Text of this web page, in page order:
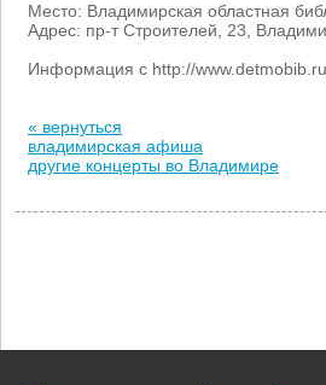
Место: Владимирская областная
Адрес: пр-т Строителей, 23,
Информация с http://
« вернуться
владимирская афиша
другие концерты во Владимире